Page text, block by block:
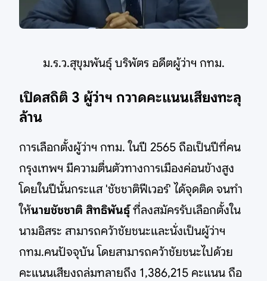
ม.ร.ว.สุขุมพันธุ์ บริพัตร อดีตผู้ว่าฯ กทม.
เปิดสถิติ 3 ผู้ว่าฯ กวาดคะแนนเสียงทะลุ
ล้าน
การเลือกตั้งผู้ว่าฯ กทม. ในปี 2565 ถือเป็นปีที่คน
กรุงเทพฯ มีความตื่นตัวทางการเมืองค่อนข้างสูง
โดยในปีนั้นกระแส 'ชัชชาติฟีเวอร์' ได้จุดติด จนทำ
ให้นายชัชชาติ สิทธิพันธุ์ที่ลงสมัครรับเลือกตั้งใน
นามอิสระ สามารถคว้าชัยชนะและนั่งเป็นผู้ว่าฯ
กทม.คนปัจจุบัน โดยสามารถคว้าชัยชนะไปด้วย
คะแนนเสียงถล่มทลายถึง 1,386,215 คะแนน ถือ